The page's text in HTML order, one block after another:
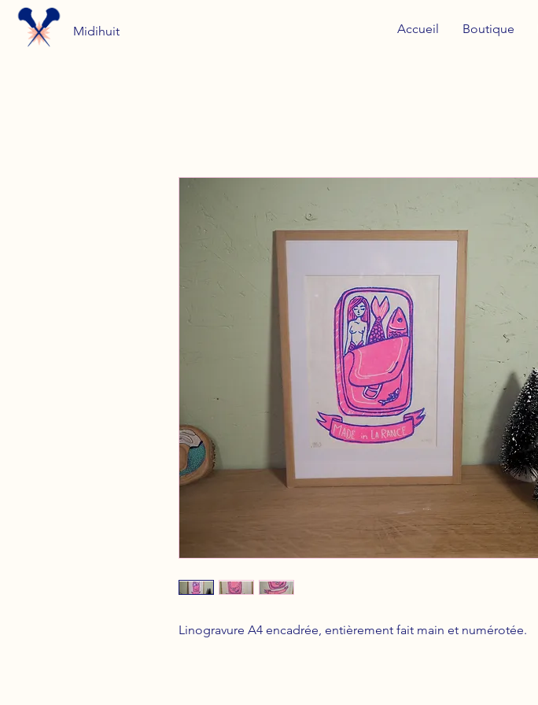
Midihuit Accueil Boutique
Linogravure A4 encadrée, entièrement fait main et numérotée.